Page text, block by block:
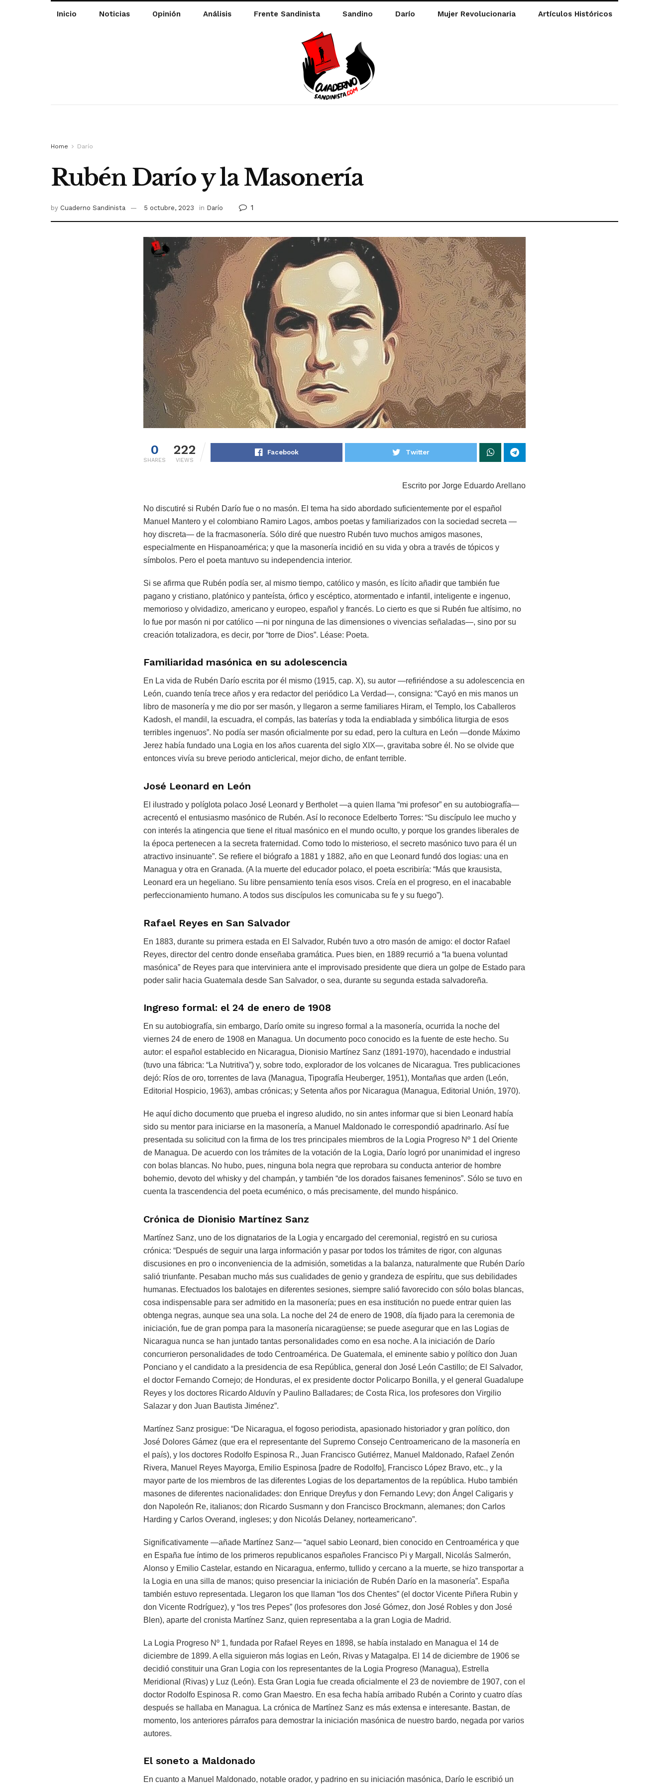
Inicio Noticias Opinión Análisis Frente Sandinista Sandino Darío Mujer Revolucionaria Artículos Históricos
Home Darío
Rubén Darío y la Masonería
by Cuaderno Sandinista 5 octubre, 2023 in Darío 1
0
SHARES
222
VIEWS
Facebook Twitter
Escrito por Jorge Eduardo Arellano
No discutiré si Rubén Darío fue o no masón. El tema ha sido abordado suficientemente por el español
Manuel Mantero y el colombiano Ramiro Lagos, ambos poetas y familiarizados con la sociedad secreta —
hoy discreta— de la fracmasonería. Sólo diré que nuestro Rubén tuvo muchos amigos masones,
especialmente en Hispanoamérica; y que la masonería incidió en su vida y obra a través de tópicos y
símbolos. Pero el poeta mantuvo su independencia interior.
Si se afirma que Rubén podía ser, al mismo tiempo, católico y masón, es lícito añadir que también fue
pagano y cristiano, platónico y panteísta, órfico y escéptico, atormentado e infantil, inteligente e ingenuo,
memorioso y olvidadizo, americano y europeo, español y francés. Lo cierto es que si Rubén fue altísimo, no
lo fue por masón ni por católico —ni por ninguna de las dimensiones o vivencias señaladas—, sino por su
creación totalizadora, es decir, por “torre de Dios”. Léase: Poeta.
Familiaridad masónica en su adolescencia
En La vida de Rubén Darío escrita por él mismo (1915, cap. X), su autor —refiriéndose a su adolescencia en
León, cuando tenía trece años y era redactor del periódico La Verdad—, consigna: “Cayó en mis manos un
libro de masonería y me dio por ser masón, y llegaron a serme familiares Hiram, el Templo, los Caballeros
Kadosh, el mandil, la escuadra, el compás, las baterías y toda la endiablada y simbólica liturgia de esos
terribles ingenuos”. No podía ser masón oficialmente por su edad, pero la cultura en León —donde Máximo
Jerez había fundado una Logia en los años cuarenta del siglo XIX—, gravitaba sobre él. No se olvide que
entonces vivía su breve periodo anticlerical, mejor dicho, de enfant terrible.
José Leonard en León
El ilustrado y políglota polaco José Leonard y Bertholet —a quien llama “mi profesor” en su autobiografía—
acrecentó el entusiasmo masónico de Rubén. Así lo reconoce Edelberto Torres: “Su discípulo lee mucho y
con interés la atingencia que tiene el ritual masónico en el mundo oculto, y porque los grandes liberales de
la época pertenecen a la secreta fraternidad. Como todo lo misterioso, el secreto masónico tuvo para él un
atractivo insinuante”. Se refiere el biógrafo a 1881 y 1882, año en que Leonard fundó dos logias: una en
Managua y otra en Granada. (A la muerte del educador polaco, el poeta escribiría: “Más que krausista,
Leonard era un hegeliano. Su libre pensamiento tenía esos visos. Creía en el progreso, en el inacabable
perfeccionamiento humano. A todos sus discípulos les comunicaba su fe y su fuego”).
Rafael Reyes en San Salvador
En 1883, durante su primera estada en El Salvador, Rubén tuvo a otro masón de amigo: el doctor Rafael
Reyes, director del centro donde enseñaba gramática. Pues bien, en 1889 recurrió a “la buena voluntad
masónica” de Reyes para que interviniera ante el improvisado presidente que diera un golpe de Estado para
poder salir hacia Guatemala desde San Salvador, o sea, durante su segunda estada salvadoreña.
Ingreso formal: el 24 de enero de 1908
En su autobiografía, sin embargo, Darío omite su ingreso formal a la masonería, ocurrida la noche del
viernes 24 de enero de 1908 en Managua. Un documento poco conocido es la fuente de este hecho. Su
autor: el español establecido en Nicaragua, Dionisio Martínez Sanz (1891-1970), hacendado e industrial
(tuvo una fábrica: “La Nutritiva”) y, sobre todo, explorador de los volcanes de Nicaragua. Tres publicaciones
dejó: Ríos de oro, torrentes de lava (Managua, Tipografía Heuberger, 1951), Montañas que arden (León,
Editorial Hospicio, 1963), ambas crónicas; y Setenta años por Nicaragua (Managua, Editorial Unión, 1970).
He aquí dicho documento que prueba el ingreso aludido, no sin antes informar que si bien Leonard había
sido su mentor para iniciarse en la masonería, a Manuel Maldonado le correspondió apadrinarlo. Así fue
presentada su solicitud con la firma de los tres principales miembros de la Logia Progreso Nº 1 del Oriente
de Managua. De acuerdo con los trámites de la votación de la Logia, Darío logró por unanimidad el ingreso
con bolas blancas. No hubo, pues, ninguna bola negra que reprobara su conducta anterior de hombre
bohemio, devoto del whisky y del champán, y también “de los dorados faisanes femeninos”. Sólo se tuvo en
cuenta la trascendencia del poeta ecuménico, o más precisamente, del mundo hispánico.
Crónica de Dionisio Martínez Sanz
Martínez Sanz, uno de los dignatarios de la Logia y encargado del ceremonial, registró en su curiosa
crónica: “Después de seguir una larga información y pasar por todos los trámites de rigor, con algunas
discusiones en pro o inconveniencia de la admisión, sometidas a la balanza, naturalmente que Rubén Darío
salió triunfante. Pesaban mucho más sus cualidades de genio y grandeza de espíritu, que sus debilidades
humanas. Efectuados los balotajes en diferentes sesiones, siempre salió favorecido con sólo bolas blancas,
cosa indispensable para ser admitido en la masonería; pues en esa institución no puede entrar quien las
obtenga negras, aunque sea una sola. La noche del 24 de enero de 1908, día fijado para la ceremonia de
iniciación, fue de gran pompa para la masonería nicaragüense; se puede asegurar que en las Logias de
Nicaragua nunca se han juntado tantas personalidades como en esa noche. A la iniciación de Darío
concurrieron personalidades de todo Centroamérica. De Guatemala, el eminente sabio y político don Juan
Ponciano y el candidato a la presidencia de esa República, general don José León Castillo; de El Salvador,
el doctor Fernando Cornejo; de Honduras, el ex presidente doctor Policarpo Bonilla, y el general Guadalupe
Reyes y los doctores Ricardo Alduvín y Paulino Balladares; de Costa Rica, los profesores don Virgilio
Salazar y don Juan Bautista Jiménez”.
Martínez Sanz prosigue: “De Nicaragua, el fogoso periodista, apasionado historiador y gran político, don
José Dolores Gámez (que era el representante del Supremo Consejo Centroamericano de la masonería en
el país), y los doctores Rodolfo Espinosa R., Juan Francisco Gutiérrez, Manuel Maldonado, Rafael Zenón
Rivera, Manuel Reyes Mayorga, Emilio Espinosa [padre de Rodolfo], Francisco López Bravo, etc., y la
mayor parte de los miembros de las diferentes Logias de los departamentos de la república. Hubo también
masones de diferentes nacionalidades: don Enrique Dreyfus y don Fernando Levy; don Ángel Caligaris y
don Napoleón Re, italianos; don Ricardo Susmann y don Francisco Brockmann, alemanes; don Carlos
Harding y Carlos Overand, ingleses; y don Nicolás Delaney, norteamericano”.
Significativamente —añade Martínez Sanz— “aquel sabio Leonard, bien conocido en Centroamérica y que
en España fue íntimo de los primeros republicanos españoles Francisco Pi y Margall, Nicolás Salmerón,
Alonso y Emilio Castelar, estando en Nicaragua, enfermo, tullido y cercano a la muerte, se hizo transportar a
la Logia en una silla de manos; quiso presenciar la iniciación de Rubén Darío en la masonería”. España
también estuvo representada. Llegaron los que llaman “los dos Chentes” (el doctor Vicente Piñera Rubin y
don Vicente Rodríguez), y “los tres Pepes” (los profesores don José Gómez, don José Robles y don José
Blen), aparte del cronista Martínez Sanz, quien representaba a la gran Logia de Madrid.
La Logia Progreso Nº 1, fundada por Rafael Reyes en 1898, se había instalado en Managua el 14 de
diciembre de 1899. A ella siguieron más logias en León, Rivas y Matagalpa. El 14 de diciembre de 1906 se
decidió constituir una Gran Logia con los representantes de la Logia Progreso (Managua), Estrella
Meridional (Rivas) y Luz (León). Esta Gran Logia fue creada oficialmente el 23 de noviembre de 1907, con el
doctor Rodolfo Espinosa R. como Gran Maestro. En esa fecha había arribado Rubén a Corinto y cuatro días
después se hallaba en Managua. La crónica de Martínez Sanz es más extensa e interesante. Bastan, de
momento, los anteriores párrafos para demostrar la iniciación masónica de nuestro bardo, negada por varios
autores.
El soneto a Maldonado
En cuanto a Manuel Maldonado, notable orador, y padrino en su iniciación masónica, Darío le escribió un